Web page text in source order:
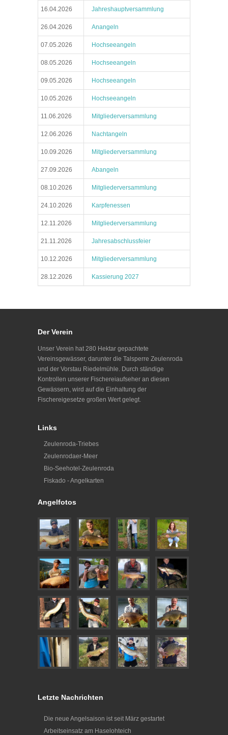
16.04.2026 Jahreshauptversammlung
26.04.2026 Anangeln
07.05.2026 Hochseeangeln
08.05.2026 Hochseeangeln
09.05.2026 Hochseeangeln
10.05.2026 Hochseeangeln
11.06.2026 Mitgliederversammlung
12.06.2026 Nachtangeln
10.09.2026 Mitgliederversammlung
27.09.2026 Abangeln
08.10.2026 Mitgliederversammlung
24.10.2026 Karpfenessen
12.11.2026 Mitgliederversammlung
21.11.2026 Jahresabschlussfeier
10.12.2026 Mitgliederversammlung
28.12.2026 Kassierung 2027
Der Verein
Unser Verein hat 280 Hektar gepachtete
Vereinsgewässer, darunter die Talsperre Zeulenroda
und der Vorstau Riedelmühle. Durch ständige
Kontrollen unserer Fischereiaufseher an diesen
Gewässern, wird auf die Einhaltung der
Fischereigesetze großen Wert gelegt.
Links
Zeulenroda-Triebes
Zeulenrodaer-Meer
Bio-Seehotel-Zeulenroda
Fiskado - Angelkarten
Angelfotos
Letzte Nachrichten
Die neue Angelsaison ist seit März gestartet
Arbeitseinsatz am Haselohteich